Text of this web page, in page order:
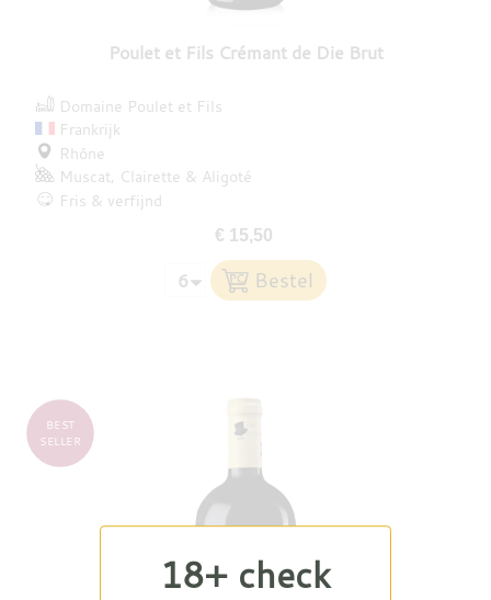
Poulet et Fils Crémant de Die Brut
Domaine Poulet et Fils
Frankrijk
Rhône
Muscat Clairette
Aligoté
Fris & verfijnd
€ 15,50
BEST
SELLER
18+ check